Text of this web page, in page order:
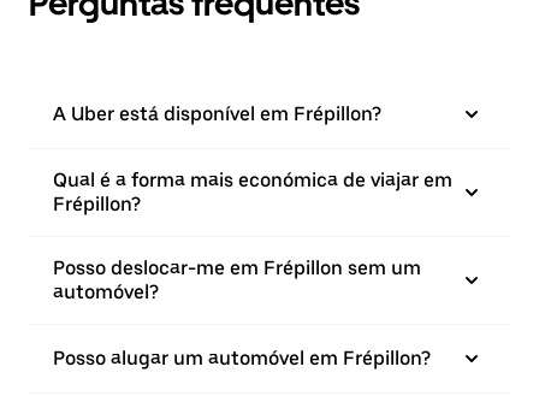
A Uber está disponível em Frépillon?
Qual é a forma mais económica de viajar em
Frépillon?
Posso deslocar-me em Frépillon sem um
automóvel?
Posso alugar um automóvel em Frépillon?